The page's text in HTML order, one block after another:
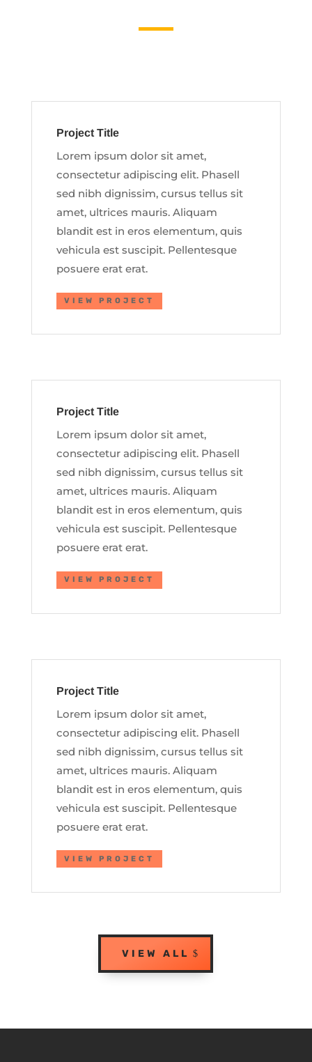
Project Title
Lorem ipsum dolor sit amet,
consectetur adipiscing elit. Phasell
sed nibh dignissim, cursus tellus sit
amet, ultrices mauris. Aliquam
blandit est in eros elementum, quis
vehicula est suscipit. Pellentesque
posuere erat erat.
VIEW PROJECT
Project Title
Lorem ipsum dolor sit amet,
consectetur adipiscing elit. Phasell
sed nibh dignissim, cursus tellus sit
amet, ultrices mauris. Aliquam
blandit est in eros elementum, quis
vehicula est suscipit. Pellentesque
posuere erat erat.
VIEW PROJECT
Project Title
Lorem ipsum dolor sit amet,
consectetur adipiscing elit. Phasell
sed nibh dignissim, cursus tellus sit
amet, ultrices mauris. Aliquam
blandit est in eros elementum, quis
vehicula est suscipit. Pellentesque
posuere erat erat.
VIEW PROJECT
VIEW ALL